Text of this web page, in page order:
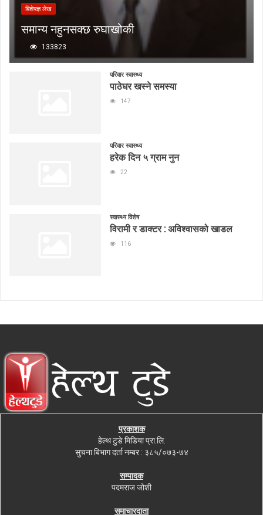
बिशेषज्ञ लेख
समान्य नहुनसक्छ रुघाखोकी
133823
परिवार स्वास्थ्य
पाठेघर खस्ने समस्या
147
परिवार स्वास्थ्य
हरेक दिन ५ ग्राम नुन
22
स्वास्थ्य विशेष
विरामी र डाक्टर : अविश्वासको खाडल
116
प्रकाशक
हेल्थ टुडे मिडिया प्रा.लि.
सुचना बिभाग दर्ता नम्बर : ३८५/०७३-७४
सम्पादक
पदमराज जोशी
समाचारदाता